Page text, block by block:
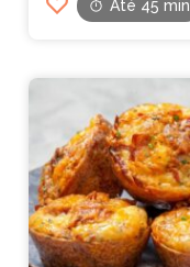
Até 45 min